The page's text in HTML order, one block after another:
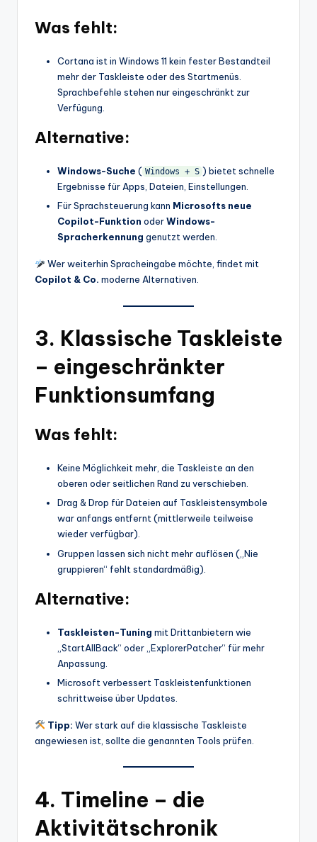
Was fehlt:
Cortana ist in Windows 11 kein fester Bestandteil
mehr der Taskleiste oder des Startmenüs.
Sprachbefehle stehen nur eingeschränkt zur
Verfügung.
Alternative:
Windows-Suche ( Windows + S ) bietet schnelle
Ergebnisse für Apps, Dateien, Einstellungen.
Für Sprachsteuerung kann Microsofts neue
Copilot-Funktion oderWindows-
Spracherkennung genutzt werden.
Wer weiterhin Spracheingabe möchte, findet mit
Copilot & Co. moderne Alternativen.
3. Klassische Taskleiste
– eingeschränkter
Funktionsumfang
Was fehlt:
Keine Möglichkeit mehr, die Taskleiste an den
oberen oder seitlichen Rand zu verschieben.
Drag & Drop für Dateien auf Taskleistensymbole
war anfangs entfernt (mittlerweile teilweise
wieder verfügbar).
Gruppen lassen sich nicht mehr auflösen („Nie
gruppieren“ fehlt standardmäßig).
Alternative:
Taskleisten-Tuning mit Drittanbietern wie
„StartAllBack“ oder „ExplorerPatcher“ für mehr
Anpassung.
Microsoft verbessert Taskleistenfunktionen
schrittweise über Updates.
Tipp: Wer stark auf die klassische Taskleiste
angewiesen ist, sollte die genannten Tools prüfen.
4. Timeline – die
Aktivitätschronik